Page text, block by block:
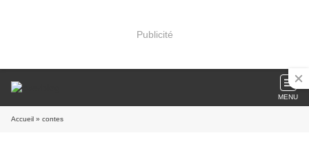
Publicité
MENU
Accueil » contes